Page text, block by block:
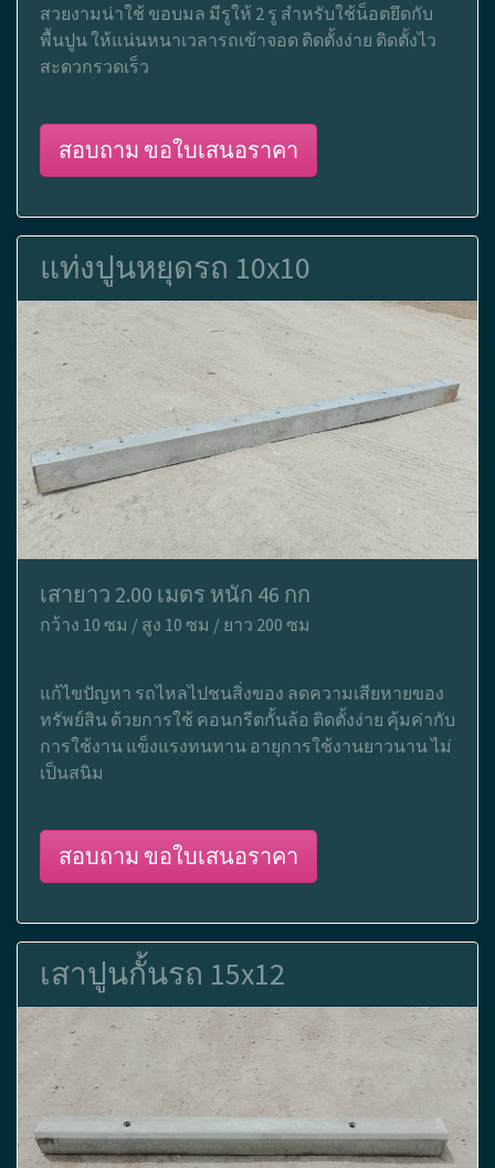
สวยงามน่าใช้ ขอบมล มีรูให้ 2 รู สำหรับใช้น็อตยึดกับ
พื้นปูน ให้แน่นหนาเวลารถเข้าจอด ติดตั้งง่าย ติดตั้งไว
สะดวกรวดเร็ว
สอบถาม ขอใบเสนอราคา
แท่งปูนหยุดรถ 10x10
เสายาว 2.00 เมตร หนัก 46 กก
กว้าง 10 ซม / สูง 10 ซม / ยาว 200 ซม
แก้ไขปัญหา รถไหลไปชนสิ่งของ ลดความเสียหายของ
ทรัพย์สิน ด้วยการใช้ คอนกรีตกั้นล้อ ติดตั้งง่าย คุ้มค่ากับ
การใช้งาน แข็งแรงทนทาน อายุการใช้งานยาวนาน ไม่
เป็นสนิม
สอบถาม ขอใบเสนอราคา
เสาปูนกั้นรถ 15x12